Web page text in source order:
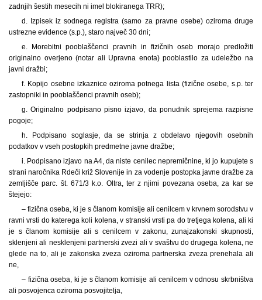
zadnjih šestih mesecih ni imel blokiranega TRR);
d. Izpisek iz sodnega registra (samo za pravne osebe) oziroma druge
ustrezne evidence (s.p.), staro največ 30 dni;
e. Morebitni pooblaščenci pravnih in fizičnih oseb morajo predložiti
originalno overjeno (notar ali Upravna enota) pooblastilo za udeležbo na
javni dražbi;
f. Kopijo osebne izkaznice oziroma potnega lista (fizične osebe, s.p. ter
zastopniki in pooblaščenci pravnih oseb);
g. Originalno podpisano pisno izjavo, da ponudnik sprejema razpisne
pogoje;
h. Podpisano soglasje, da se strinja z obdelavo njegovih osebnih
podatkov v vseh postopkih predmetne javne dražbe;
i. Podpisano izjavo na A4, da niste cenilec nepremičnine, ki jo kupujete s
strani naročnika Rdeči križ Slovenije in za vodenje postopka javne dražbe za
zemljišče parc. št. 671/3 k.o. Oltra, ter z njimi povezana oseba, za kar se
štejejo:
– fizična oseba, ki je s članom komisije ali cenilcem v krvnem sorodstvu v
ravni vrsti do katerega koli kolena, v stranski vrsti pa do tretjega kolena, ali ki
je s članom komisije ali s cenilcem v zakonu, zunajzakonski skupnosti,
sklenjeni ali nesklenjeni partnerski zvezi ali v svaštvu do drugega kolena, ne
glede na to, ali je zakonska zveza oziroma partnerska zveza prenehala ali
ne,
– fizična oseba, ki je s članom komisije ali cenilcem v odnosu skrbništva
ali posvojenca oziroma posvojitelja,